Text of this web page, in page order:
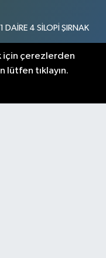
4 SİLOPİ ŞIRNAK
73
için çerezlerden
lütfen tıklayın.